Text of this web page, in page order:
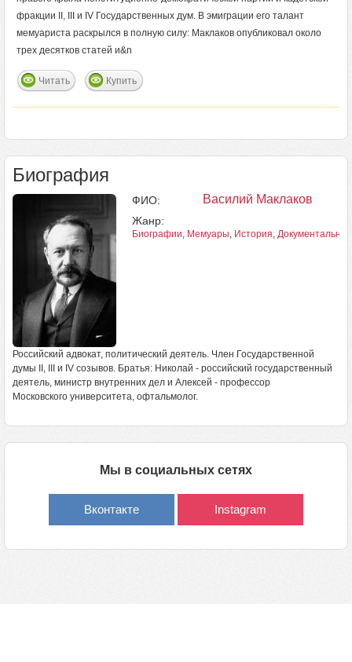
фракции II, III и IV Государственных дум. В эмиграции его талант
мемуариста раскрылся в полную силу: Маклаков опубликовал около
трех десятков статей и&n
Читать Купить
Биография
ФИО: Василий Маклаков
Жанр:
Биографии, Мемуары, История,
Российский адвокат, политический деятель. Член Государственной
думы II, III и IV созывов. Братья: Николай - российский государственный
деятель, министр внутренних дел и Алексей - профессор
Московского университета, офтальмолог.
Мы в социальных сетях
Вконтакте Instagram